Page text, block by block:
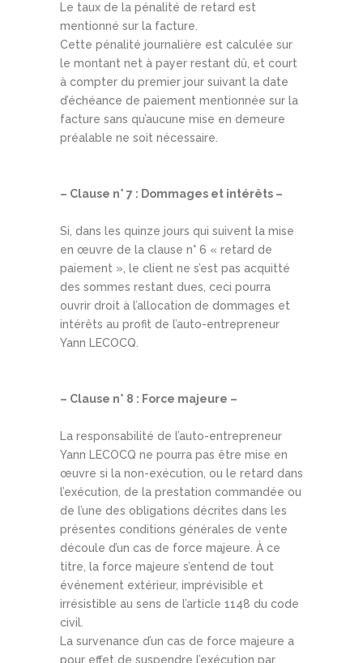
Le taux de la pénalité de retard est
mentionné sur la facture.
Cette pénalité journalière est calculée sur
le montant net à payer restant dû, et court
à compter du premier jour suivant la date
d’échéance de paiement mentionnée sur la
facture sans qu’aucune mise en demeure
préalable ne soit nécessaire.
– Clause n° 7 : Dommages et intérêts –
Si, dans les quinze jours qui suivent la mise
en œuvre de la clause n° 6 « retard de
paiement », le client ne s’est pas acquitté
des sommes restant dues, ceci pourra
ouvrir droit à l’allocation de dommages et
intérêts au profit de l’auto-entrepreneur
Yann LECOCQ.
– Clause n° 8 : Force majeure –
La responsabilité de l’auto-entrepreneur
Yann LECOCQ ne pourra pas être mise en
œuvre si la non-exécution, ou le retard dans
l’exécution, de la prestation commandée ou
de l’une des obligations décrites dans les
présentes conditions générales de vente
découle d’un cas de force majeure. À ce
titre, la force majeure s’entend de tout
événement extérieur, imprévisible et
irrésistible au sens de l’article 1148 du code
civil.
La survenance d’un cas de force majeure a
pour effet de suspendre l’exécution par